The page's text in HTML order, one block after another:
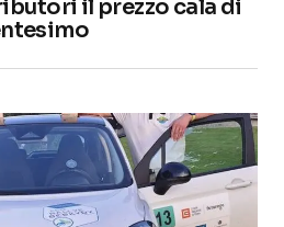
il prezzo cala di